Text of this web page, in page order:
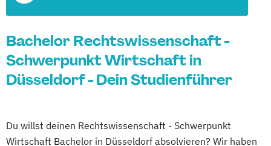
Bachelor Rechtswissenschaft -
Schwerpunkt Wirtschaft in
Düsseldorf - Dein Studienführer
Du willst deinen Rechtswissenschaft - Schwerpunkt
Wirtschaft Bachelor in Düsseldorf absolvieren? Wir haben